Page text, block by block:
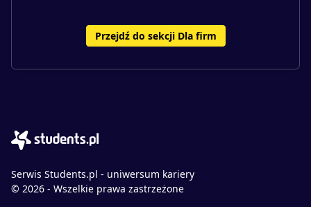
Przejdź do sekcji Dla firm
Serwis Students.pl - uniwersum kariery
© 2026 - Wszelkie prawa zastrzeżone